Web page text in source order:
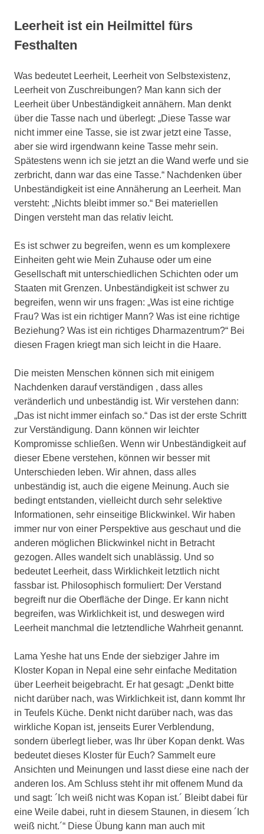
Leerheit ist ein Heilmittel fürs
Festhalten
Was bedeutet Leerheit, Leerheit von Selbstexistenz,
Leerheit von Zuschreibungen? Man kann sich der
Leerheit über Unbeständigkeit annähern. Man denkt
über die Tasse nach und überlegt: „Diese Tasse war
nicht immer eine Tasse, sie ist zwar jetzt eine Tasse,
aber sie wird irgendwann keine Tasse mehr sein.
Spätestens wenn ich sie jetzt an die Wand werfe und sie
zerbricht, dann war das eine Tasse.“ Nachdenken über
Unbeständigkeit ist eine Annäherung an Leerheit. Man
versteht: „Nichts bleibt immer so.“ Bei materiellen
Dingen versteht man das relativ leicht.
Es ist schwer zu begreifen, wenn es um komplexere
Einheiten geht wie Mein Zuhause oder um eine
Gesellschaft mit unterschiedlichen Schichten oder um
Staaten mit Grenzen. Unbeständigkeit ist schwer zu
begreifen, wenn wir uns fragen: „Was ist eine richtige
Frau? Was ist ein richtiger Mann? Was ist eine richtige
Beziehung? Was ist ein richtiges Dharmazentrum?“ Bei
diesen Fragen kriegt man sich leicht in die Haare.
Die meisten Menschen können sich mit einigem
Nachdenken darauf verständigen , dass alles
veränderlich und unbeständig ist. Wir verstehen dann:
„Das ist nicht immer einfach so.“ Das ist der erste Schritt
zur Verständigung. Dann können wir leichter
Kompromisse schließen. Wenn wir Unbeständigkeit auf
dieser Ebene verstehen, können wir besser mit
Unterschieden leben. Wir ahnen, dass alles
unbeständig ist, auch die eigene Meinung. Auch sie
bedingt entstanden, vielleicht durch sehr selektive
Informationen, sehr einseitige Blickwinkel. Wir haben
immer nur von einer Perspektive aus geschaut und die
anderen möglichen Blickwinkel nicht in Betracht
gezogen. Alles wandelt sich unablässig. Und so
bedeutet Leerheit, dass Wirklichkeit letztlich nicht
fassbar ist. Philosophisch formuliert: Der Verstand
begreift nur die Oberfläche der Dinge. Er kann nicht
begreifen, was Wirklichkeit ist, und deswegen wird
Leerheit manchmal die letztendliche Wahrheit genannt.
Lama Yeshe hat uns Ende der siebziger Jahre im
Kloster Kopan in Nepal eine sehr einfache Meditation
über Leerheit beigebracht. Er hat gesagt: „Denkt bitte
nicht darüber nach, was Wirklichkeit ist, dann kommt Ihr
in Teufels Küche. Denkt nicht darüber nach, was das
wirkliche Kopan ist, jenseits Eurer Verblendung,
sondern überlegt lieber, was Ihr über Kopan denkt. Was
bedeutet dieses Kloster für Euch? Sammelt eure
Ansichten und Meinungen und lasst diese eine nach der
anderen los. Am Schluss steht ihr mit offenem Mund da
und sagt: ´Ich weiß nicht was Kopan ist.´ Bleibt dabei für
eine Weile dabei, ruht in diesem Staunen, in diesem ´Ich
weiß nicht.´“ Diese Übung kann man auch mit